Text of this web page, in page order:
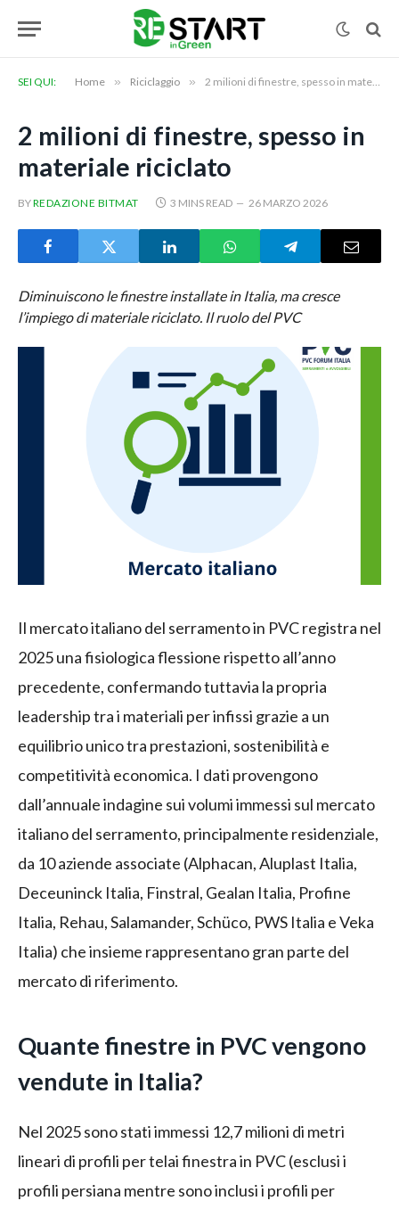
SEI QUI: Home » Riciclaggio » 2 milioni di finestre, spesso in materiale riciclato
2 milioni di finestre, spesso in
materiale riciclato
BYREDAZIONE BITMAT 3 MINS READ 26 MARZO 2026
Diminuiscono le finestre installate in Italia, ma cresce
l’impiego di materiale riciclato. Il ruolo del PVC
Il mercato italiano del serramento in PVC registra nel
2025 una fisiologica flessione rispetto all’anno
precedente, confermando tuttavia la propria
leadership tra i materiali per infissi grazie a un
equilibrio unico tra prestazioni, sostenibilità e
competitività economica. I dati provengono
dall’annuale indagine sui volumi immessi sul mercato
italiano del serramento, principalmente residenziale,
da 10 aziende associate (Alphacan, Aluplast Italia,
Deceuninck Italia, Finstral, Gealan Italia, Profine
Italia, Rehau, Salamander, Schüco, PWS Italia e Veka
Italia) che insieme rappresentano gran parte del
mercato di riferimento.
Quante finestre in PVC vengono
vendute in Italia?
Nel 2025 sono stati immessi 12,7 milioni di metri
lineari di profili per telai finestra in PVC (esclusi i
profili persiana mentre sono inclusi i profili per